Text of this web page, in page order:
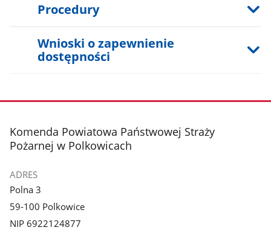
Procedury
Wnioski o zapewnienie
dostępności
stopka
Komenda Powiatowa Państwowej Straży
Pożarnej w Polkowicach
ADRES
Polna 3
59-100 Polkowice
NIP 6922124877